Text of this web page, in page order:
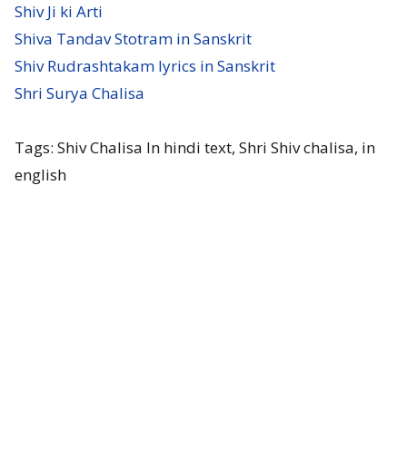
Shiv Ji ki Arti
Shiva Tandav Stotram in Sanskrit
Shiv Rudrashtakam lyrics in Sanskrit
Shri Surya Chalisa
Tags: Shiv Chalisa In hindi text, Shri Shiv chalisa, in
english